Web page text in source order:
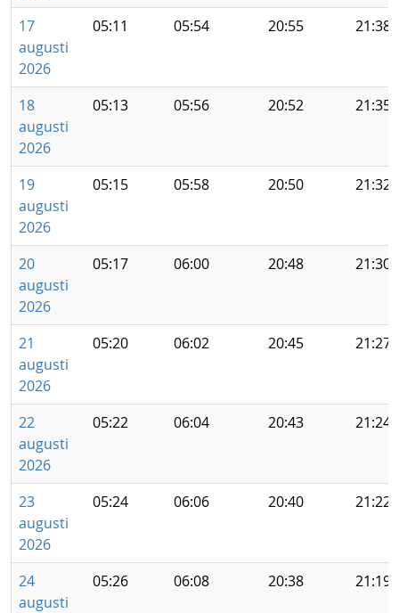
17
augusti
2026
05:11 05:54 20:55 21:38
18
augusti
2026
05:13 05:56 20:52 21:35
19
augusti
2026
05:15 05:58 20:50 21:32
20
augusti
2026
05:17 06:00 20:48 21:30
21
augusti
2026
05:20 06:02 20:45 21:27
22
augusti
2026
05:22 06:04 20:43 21:24
23
augusti
2026
05:24 06:06 20:40 21:22
24
augusti
05:26 06:08 20:38 21:19